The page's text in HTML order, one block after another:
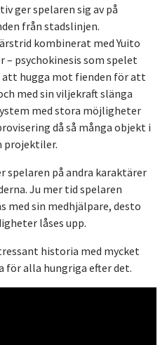
ger spelaren sig av på
från stadslinjen.
kombinerat med Yuito
– psychokinesis som spelet
att hugga mot fienden för att
med sin viljekraft slänga
med stora möjligheter
då så många objekt i
projektiler.
spelaren på andra karaktärer
Ju mer tid spelaren
med sin medhjälpare, desto
låses upp.
historia med mycket
alla hungriga efter det.